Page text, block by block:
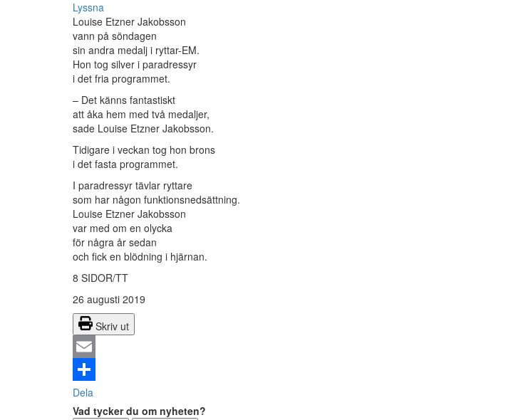
Lyssna
Louise Etzner Jakobsson
vann på söndagen
sin andra medalj i ryttar-EM.
Hon tog silver i paradressyr
i det fria programmet.
– Det känns fantastiskt
att åka hem med två medaljer,
sade Louise Etzner Jakobsson.
Tidigare i veckan tog hon brons
i det fasta programmet.
I paradressyr tävlar ryttare
som har någon funktionsnedsättning.
Louise Etzner Jakobsson
var med om en olycka
för några år sedan
och fick en blödning i hjärnan.
8 SIDOR/TT
26 augusti 2019
Skriv ut
Email
Dela
Vad tycker du om nyheten?